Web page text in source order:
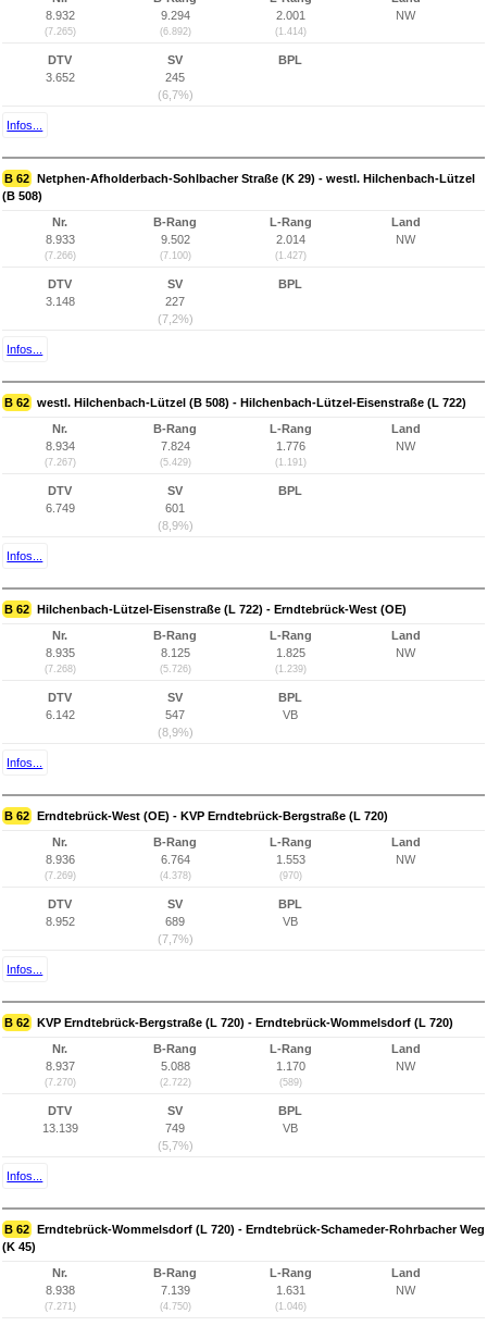
8.932
(7.265)
9.294
(6.892)
2.001
(1.414)
NW
DTV
3.652
SV
245
(6,7%)
BPL
Infos...
B 62 Netphen-Afholderbach-Sohlbacher Straße (K 29) - westl. Hilchenbach-Lützel
(B 508)
Nr.
8.933
(7.266)
B-Rang
9.502
(7.100)
L-Rang
2.014
(1.427)
Land
NW
DTV
3.148
SV
227
(7,2%)
BPL
Infos...
B 62 westl. Hilchenbach-Lützel (B 508) - Hilchenbach-Lützel-Eisenstraße (L 722)
Nr.
8.934
(7.267)
B-Rang
7.824
(5.429)
L-Rang
1.776
(1.191)
Land
NW
DTV
6.749
SV
601
(8,9%)
BPL
Infos...
B 62 Hilchenbach-Lützel-Eisenstraße (L 722) - Erndtebrück-West (OE)
Nr.
8.935
(7.268)
B-Rang
8.125
(5.726)
L-Rang
1.825
(1.239)
Land
NW
DTV
6.142
SV
547
(8,9%)
BPL
VB
Infos...
B 62 Erndtebrück-West (OE) - KVP Erndtebrück-Bergstraße (L 720)
Nr.
8.936
(7.269)
B-Rang
6.764
(4.378)
L-Rang
1.553
(970)
Land
NW
DTV
8.952
SV
689
(7,7%)
BPL
VB
Infos...
B 62 KVP Erndtebrück-Bergstraße (L 720) - Erndtebrück-Wommelsdorf (L 720)
Nr.
8.937
(7.270)
B-Rang
5.088
(2.722)
L-Rang
1.170
(589)
Land
NW
DTV
13.139
SV
749
(5,7%)
BPL
VB
Infos...
B 62 Erndtebrück-Wommelsdorf (L 720) - Erndtebrück-Schameder-Rohrbacher Weg
(K 45)
Nr.
8.938
(7.271)
B-Rang
7.139
(4.750)
L-Rang
1.631
(1.046)
Land
NW